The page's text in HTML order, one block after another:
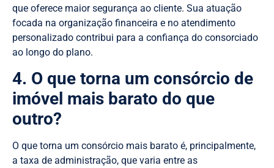
que oferece maior segurança ao cliente. Sua atuação
focada na organização financeira e no atendimento
personalizado contribui para a confiança do consorciado
ao longo do plano.
4. O que torna um consórcio de
imóvel mais barato do que
outro?
O que torna um consórcio mais barato é, principalmente,
a taxa de administração, que varia entre as